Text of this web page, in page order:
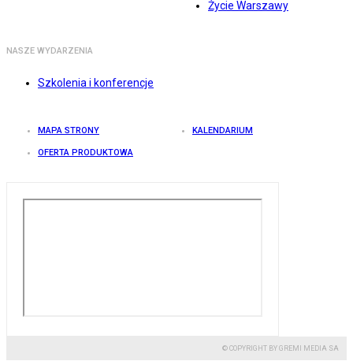
Życie Warszawy
NASZE WYDARZENIA
Szkolenia i konferencje
MAPA STRONY KALENDARIUM
OFERTA PRODUKTOWA
© COPYRIGHT BY GREMI MEDIA SA